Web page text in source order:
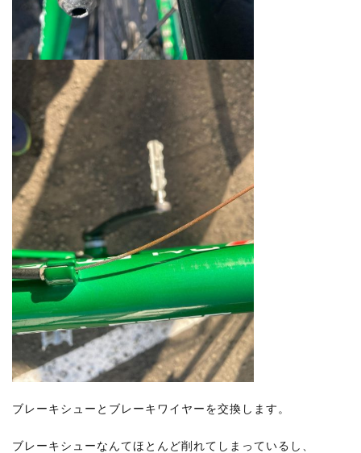
ブレーキシューとブレーキワイヤーを交換します。
ブレーキシューなんてほとんど削れてしまっているし、